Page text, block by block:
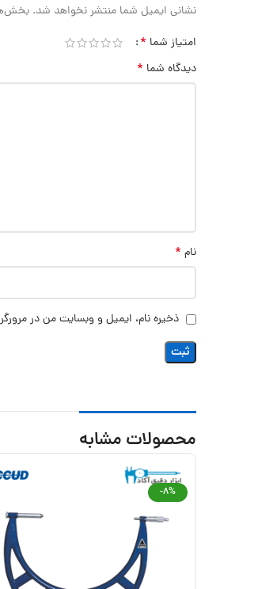
نشانی ایمیل شما منتشر نخواهد شد.
امتیاز شما *
دیدگاه شما *
نام *
ذخیره نام، ایمیل و وبسایت من در
محصولات مشابه
-8%